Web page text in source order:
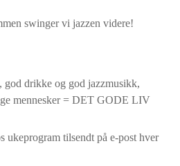
swinger vi jazzen videre!
drikke og god jazzmusikk,
mennesker = DET GODE LIV
ukeprogram tilsendt på e-post hver